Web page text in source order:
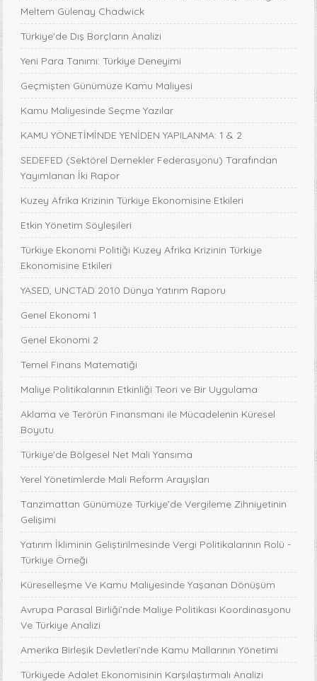
Meltem Gülenay Chadwick
Türkiye'de Dış Borçların Analizi
Yeni Para Tanımı: Türkiye Deneyimi
Geçmişten Günümüze Kamu Maliyesi
Kamu Maliyesinde Seçme Yazılar
KAMU YÖNETİMİNDE YENİDEN YAPILANMA: 1 & 2
SEDEFED (Sektörel Dernekler Federasyonu) Tarafından
Yayımlanan İki Rapor
Kuzey Afrika Krizinin Türkiye Ekonomisine Etkileri
Etkin Yönetim Söyleşileri
Türkiye Ekonomi Politiği Kuzey Afrika Krizinin Türkiye
Ekonomisine Etkileri
YASED, UNCTAD 2010 Dünya Yatırım Raporu
Genel Ekonomi 1
Genel Ekonomi 2
Temel Finans Matematiği
Maliye Politikalarının Etkinliği Teori ve Bir Uygulama
Aklama ve Terörün Finansmanı ile Mücadelenin Küresel
Boyutu
Türkiye'de Bölgesel Net Mali Yansıma
Yerel Yönetimlerde Mali Reform Arayışları
Tanzimattan Günümüze Türkiye’de Vergileme Zihniyetinin
Gelişimi
Yatırım İkliminin Geliştirilmesinde Vergi Politikalarının Rolü -
Türkiye Örneği
Küreselleşme Ve Kamu Maliyesinde Yaşanan Dönüşüm
Avrupa Parasal Birliği’nde Maliye Politikası Koordinasyonu
Ve Türkiye Analizi
Amerika Birleşik Devletleri’nde Kamu Mallarının Yönetimi
Türkiyede Adalet Ekonomisinin Karşılaştırmalı Analizi